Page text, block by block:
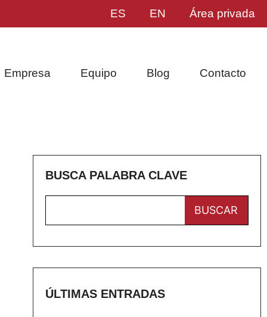
ES EN Área privada
Empresa Equipo Blog Contacto
BUSCA PALABRA CLAVE
BUSCAR
ÚLTIMAS ENTRADAS